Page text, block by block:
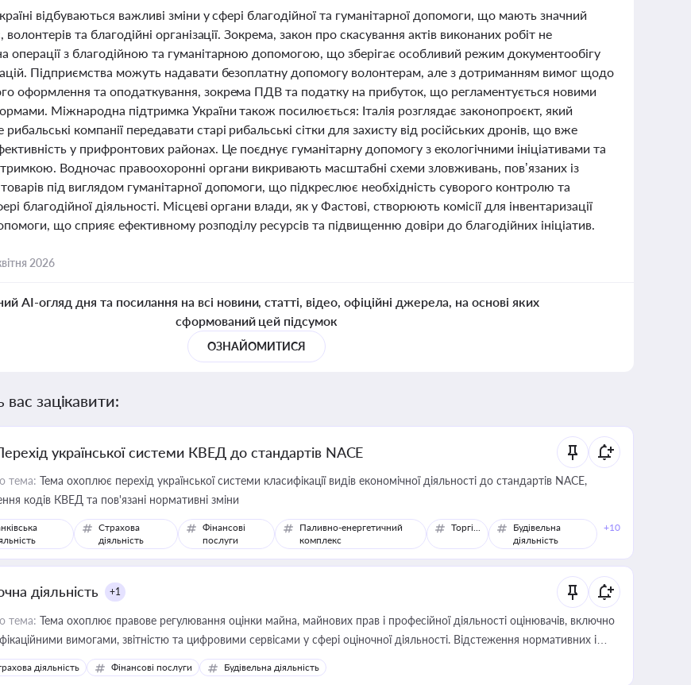
відбуваються важливі зміни у сфері благодійної та гуманітарної допомоги, що мають значний
волонтерів та благодійні організації. Зокрема, закон про скасування актів виконаних робіт не
операції з благодійною та гуманітарною допомогою, що зберігає особливий режим документообігу
Підприємства можуть надавати безоплатну допомогу волонтерам, але з дотриманням вимог щодо
оформлення та оподаткування, зокрема ПДВ та податку на прибуток, що регламентується новими
Міжнародна підтримка України також посилюється: Італія розглядає законопроєкт, який
компанії передавати старі рибальські сітки для захисту від російських дронів, що вже
у прифронтових районах. Це поєднує гуманітарну допомогу з екологічними ініціативами та
Водночас правоохоронні органи викривають масштабні схеми зловживань, пов’язаних із
під виглядом гуманітарної допомоги, що підкреслює необхідність суворого контролю та
благодійної діяльності. Місцеві органи влади, як у Фастові, створюють комісії для інвентаризації
що сприяє ефективному розподілу ресурсів та підвищенню довіри до благодійних ініціатив.
2026
AI-огляд дня та посилання на всі новини, статті, відео, офіційні джерела, на основі яких
сформований цей підсумок
ОЗНАЙОМИТИСЯ
зацікавити:
української системи КВЕД до стандартів NACE
тема: Тема охоплює перехід української системи класифікації видів економічної діяльності до стандартів NACE,
кодів КВЕД та пов'язані нормативні зміни
Страхова
діяльність
Фінансові
послуги
Паливно-енергетичний
комплекс
Торгівля
Будівельна
діяльність
+10
діяльність +1
тема: Тема охоплює правове регулювання оцінки майна, майнових прав і професійної діяльності оцінювачів, включно
вимогами, звітністю та цифровими сервісами у сфері оціночної діяльності. Відстеження нормативних і
змін у цій сфері корисне для власника бізнесу, керівника, юриста або бухгалтера під час оподаткування,
оренди державного майна, корпоративних угод і перевірки статусу суб'єктів оціночної діяльності
діяльність Фінансові послуги Будівельна діяльність